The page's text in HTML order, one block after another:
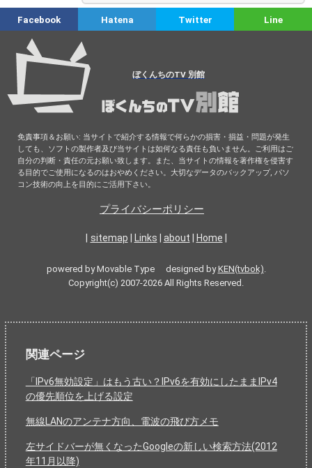
Facebook Hatena Twitter Line
ぼくんちのTV 別館
免責事項＆お願い: 当サイトで紹介する情報で何らかの損害・損益・問題が発生
しても、ソフトの製作者及び当サイトは如何なる責任も負いません。ご利用はご
自分の判断・責任の元お願い致します。また、当サイトの情報を著作権を侵害す
る目的でご使用になるのはおやめください。大切なデータのバックアップ, パソ
コン技術の向上を目的にご活用下さい。
プライバシーポリシー
| sitemap | Links | about | Home |
powered by Movable Type designed byKEN(tvbok)
Copyright(c) 2007-2026 All Rights Reserved.
関連ページ
「IPv6無効設定」はもう古い？IPv6を有効にしたままIPv4
の優先順位を上げる設定
無線LANのアンテナ方向、電波の飛び方メモ
左サイドバーが無くなったGoogleの新しい検索方法(2012
年11月以降)